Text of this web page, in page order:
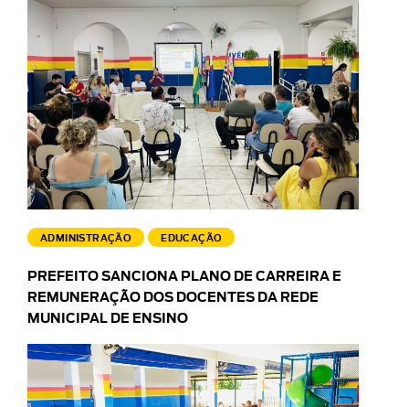
ADMINISTRAÇÃO EDUCAÇÃO
PREFEITO SANCIONA PLANO DE CARREIRA E
REMUNERAÇÃO DOS DOCENTES DA REDE
MUNICIPAL DE ENSINO